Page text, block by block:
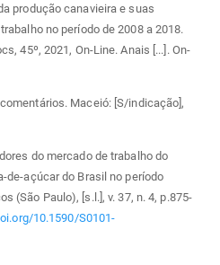
produção canavieira e suas
no período de 2008 a 2018.
45º, 2021, On-Line. Anais [...]. On-
comentários. Maceió: [S/indicação],
do mercado de trabalho do
açúcar do Brasil no período
(São Paulo), [s.l.], v. 37, n. 4, p.875-
10.1590/S0101-